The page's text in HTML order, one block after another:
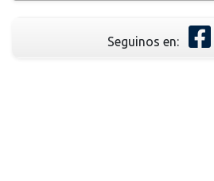
Seguinos en: